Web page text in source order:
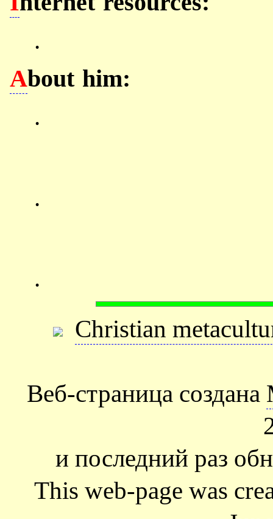
.
About him:
.
.
.
Christian
Веб-страница создана
и последний раз
This web-page was